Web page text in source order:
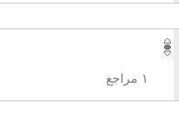
١ مراجع